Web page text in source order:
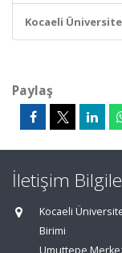
Kocaeli
Paylaş
İletişim
Kocaeli
Birimi
Umuttepe